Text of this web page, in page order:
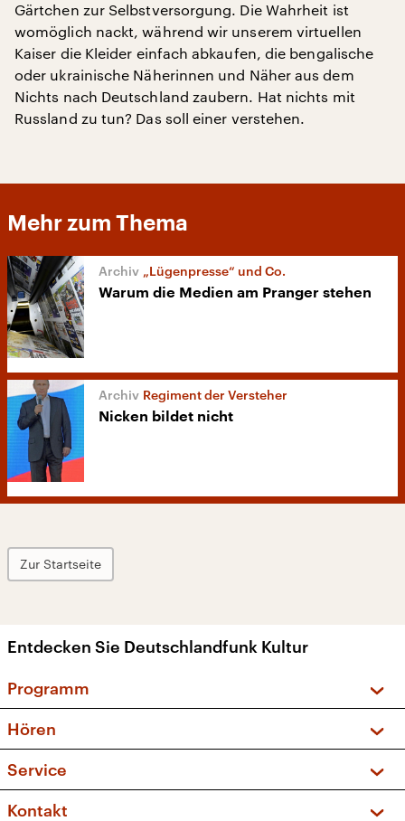
Gärtchen zur Selbstversorgung. Die Wahrheit ist
womöglich nackt, während wir unserem virtuellen
Kaiser die Kleider einfach abkaufen, die bengalische
oder ukrainische Näherinnen und Näher aus dem
Nichts nach Deutschland zaubern. Hat nichts mit
Russland zu tun? Das soll einer verstehen.
Mehr zum Thema
„Lügenpresse“ und Co.
Warum die Medien am Pranger stehen
Regiment der Versteher
Nicken bildet nicht
Zur Startseite
Entdecken Sie Deutschlandfunk Kultur
Programm
Sendungen und Podcasts
Musikliste
Kakadu – Das Kinderprogramm
Hören
Frequenzen (UKW + DAB+)
Service
FAQ
Kontakt